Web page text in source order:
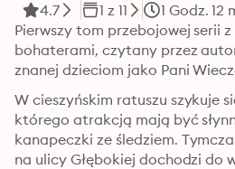
4.7 1 z 11 1 Godz. 12
Pierwszy tom przebojowej serii
bohaterami, czytany przez
znanej dzieciom jako Pani
W cieszyńskim ratuszu szykuje
którego atrakcją mają być
kanapeczki ze śledziem.
na ulicy Głębokiej dochodzi do